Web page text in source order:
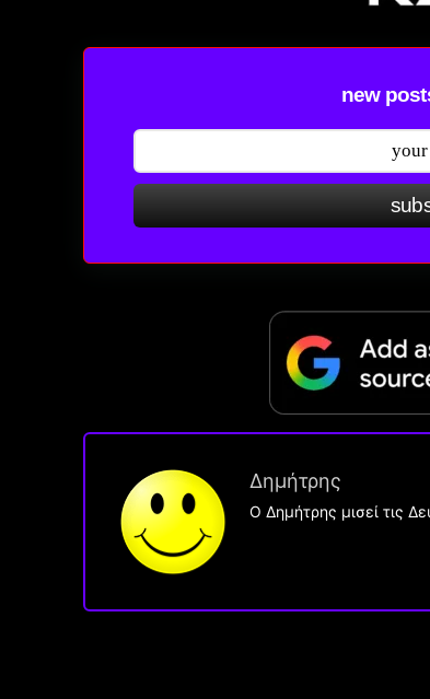
new
Δημήτρης
O Δημήτρης μισεί τις